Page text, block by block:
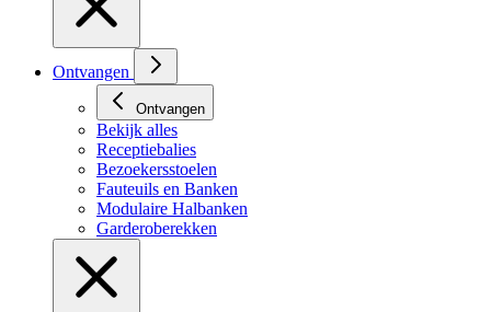
Ontvangen
Ontvangen
Bekijk alles
Receptiebalies
Bezoekersstoelen
Fauteuils en Banken
Modulaire Halbanken
Garderoberekken